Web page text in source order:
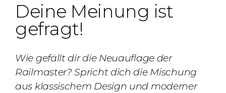
Deine Meinung ist
gefragt!
Wie gefällt dir die Neuauflage der
Railmaster? Spricht dich die Mischung
aus klassischem Design und moderner